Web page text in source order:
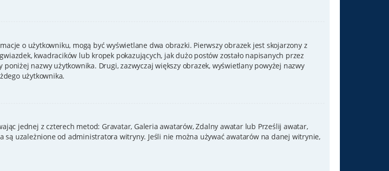
o użytkowniku, mogą być wyświetlane dwa obrazki. Pierwszy obrazek jest skojarzony z
kwadracików lub kropek pokazujących, jak dużo postów zostało napisanych przez
nazwy użytkownika. Drugi, zazwyczaj większy obrazek, wyświetlany powyżej nazwy
użytkownika.
jednej z czterech metod: Gravatar, Galeria awatarów, Zdalny awatar lub Prześlij awatar,
uzależnione od administratora witryny. Jeśli nie można używać awatarów na danej witrynie,